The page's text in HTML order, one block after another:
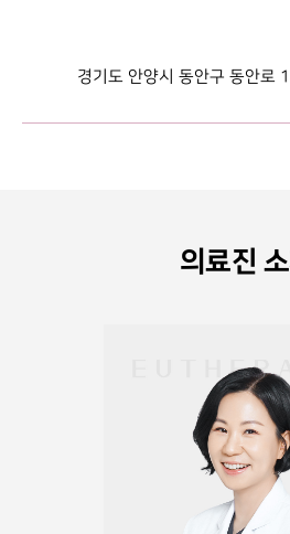
경기도 안양시 동안구 동안로
의료진